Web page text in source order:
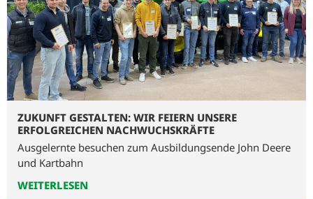
ZUKUNFT GESTALTEN: WIR FEIERN UNSERE
ERFOLGREICHEN NACHWUCHSKRÄFTE​
Ausgelernte besuchen zum Ausbildungsende John Deere
und Kartbahn
WEITERLESEN